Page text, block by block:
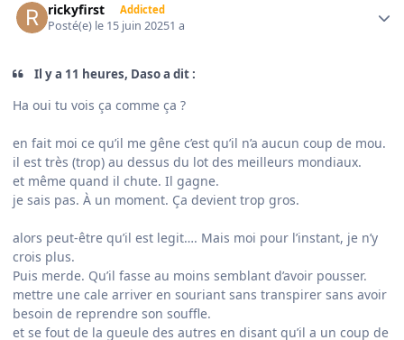
rickyfirst Addicted
Posté(e) le 15 juin 20251 a
Il y a 11 heures, Daso a dit :
Ha oui tu vois ça comme ça ?
en fait moi ce qu’il me gêne c’est qu’il n’a aucun coup de mou.
il est très (trop) au dessus du lot des meilleurs mondiaux.
et même quand il chute. Il gagne.
je sais pas. À un moment. Ça devient trop gros.
alors peut-être qu’il est legit…. Mais moi pour l’instant, je n’y
crois plus.
Puis merde. Qu’il fasse au moins semblant d’avoir pousser.
mettre une cale arriver en souriant sans transpirer sans avoir
besoin de reprendre son souffle.
et se fout de la gueule des autres en disant qu’il a un coup de